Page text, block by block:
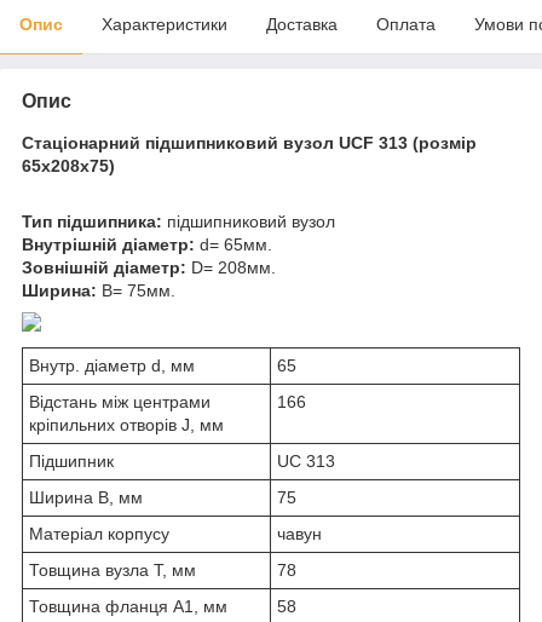
Опис Характеристики Доставка Оплата Умови
Опис
Стаціонарний підшипниковий вузол UCF 313 (розмір
65x208x75)
Тип підшипника: підшипниковий вузол
Внутрішній діаметр: d= 65мм.
Зовнішній діаметр: D= 208мм.
Ширина: B= 75мм.
Внутр. діаметр d, мм
65
Відстань між центрами
кріпильних отворів J, мм
166
Підшипник
UC 313
Ширина B, мм
75
Матеріал корпусу
чавун
Товщина вузла T, мм
78
Товщина фланця А1, мм
58